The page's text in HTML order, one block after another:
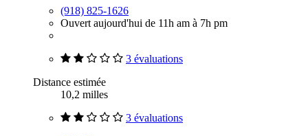
(918) 825-1626
Ouvert aujourd'hui de 11h am à 7h pm
3 évaluations
Distance estimée
10,2 milles
3 évaluations